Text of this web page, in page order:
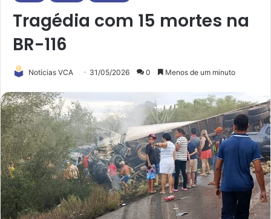
Tragédia com 15 mortes na
BR-116
Notícias VCA 31/05/2026 0 Menos de um minuto